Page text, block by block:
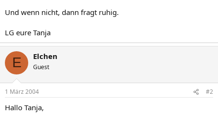
Und wenn nicht, dann fragt ruhig.
LG eure Tanja
E Elchen
Guest
1 März 2004 #2
Hallo Tanja,